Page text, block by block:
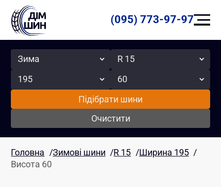
(095) 773-97-97
Сезон Радіус
Ширина Висота
Підібрати шини
Очистити
Головна /Зимові шини /R 15 /Ширина 195 /
Висота 60